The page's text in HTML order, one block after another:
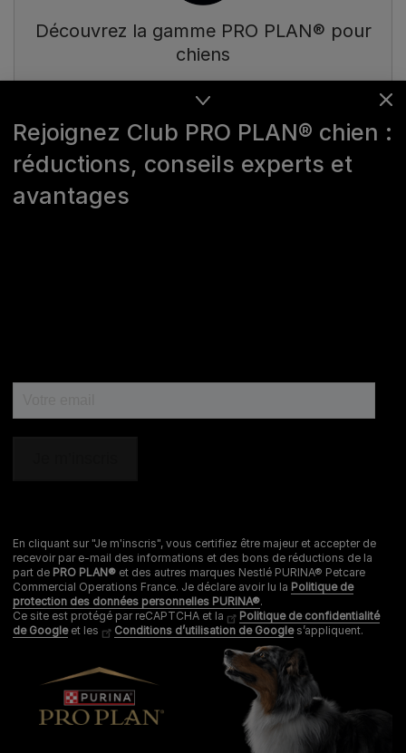
Découvrez la gamme PRO PLAN® pour
chiens
Découvrir PURINA PRO PLAN®
Quelle est la taille de votre chien ?
Rejoignez Club PRO PLAN® chien :
réductions, conseils experts et
avantages
En cliquant sur "Je m'inscris", vous certifiez être majeur et accepter de
recevoir par e-mail des informations et des bons de réductions de la
part de PRO PLAN® et des autres marques Nestlé PURINA® Petcare
Commercial Operations France. Je déclare avoir lu la Politique de
protection des données personnelles PURINA®.
Ce site est protégé par reCAPTCHA et la
Politique de confidentialité
de Googleet les Conditions d’utilisation de Googles’appliquent.